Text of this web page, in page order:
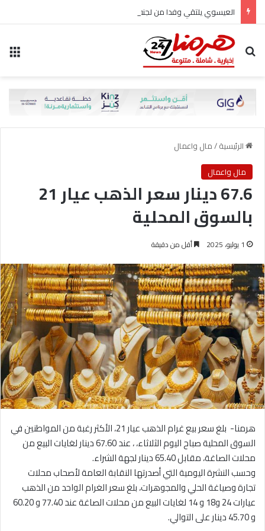
بحث عن
الرئيسية/مال واعمال
مال واعمال
67.6 دينار سعر الذهب عيار 21
بالسوق المحلية
1 يوليو، 2025 أقل من دقيقة
هرمنا- بلغ سعر بيع غرام الذهب عيار 21، الأكثر رغبة من المواطنين في
السوق المحلية صباح اليوم الثلاثاء، ، عند 67.60 دينار لغايات البيع من
محلات الصاغة، مقابل 65.40 دينار لجهة الشراء.
وحسب النشرة اليومية التي أصدرتها النقابة العامة لأصحاب محلات
تجارة وصياغة الحلي والمجوهرات، بلغ سعر الغرام الواحد من الذهب
عيارات 24 و18 و 14 لغايات البيع من محلات الصاغة عند 77.40 و 60.20
و 45.70 دينار على التوالي.